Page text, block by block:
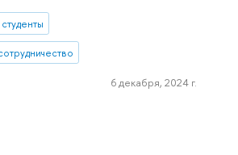
студенты
6 декабря, 2024 г.